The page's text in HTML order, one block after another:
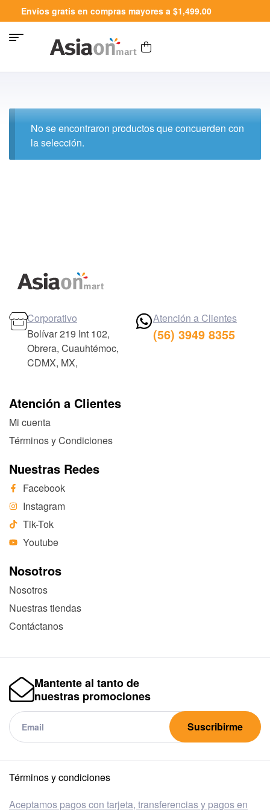
Envíos gratis en compras mayores a $1,499.00
No se encontraron productos que concuerden con
la selección.
Atención a Clientes
Mi cuenta
Términos y Condiciones
Nuestras Redes
Facebook
Instagram
Tik-Tok
Youtube
Nosotros
Nosotros
Nuestras tiendas
Contáctanos
Corporativo
Bolívar 219 Int 102,
Obrera, Cuauhtémoc,
CDMX, MX,
Atención a Clientes
(56) 3949 8355
Mantente al tanto de
nuestras promociones
Suscribirme
Términos y condiciones
Aceptamos pagos con tarjeta, transferencias y pagos en